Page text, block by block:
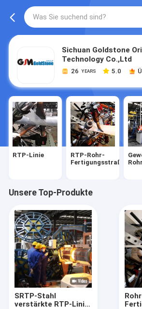
Sichuan Goldstone
Technology Co.,Ltd
26 YEARS 5.0
RTP-Linie
RTP-Rohr-
Fertigungsstraße
Unsere Top-Produkte
SRTP-Stahl
verstärkte RTP-Linie